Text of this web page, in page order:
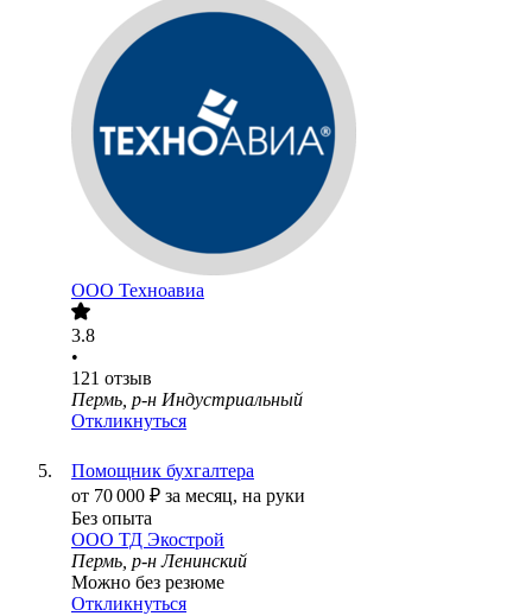
ООО Техноавиа
3.8
•
121 отзыв
Пермь, р-н Индустриальный
Откликнуться
Помощник бухгалтера
от 70 000 ₽ за месяц, на руки
Без опыта
ООО ТД Экострой
Пермь, р-н Ленинский
Можно без резюме
Откликнуться